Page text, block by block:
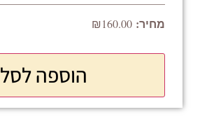
₪160.00
הוספה לסל